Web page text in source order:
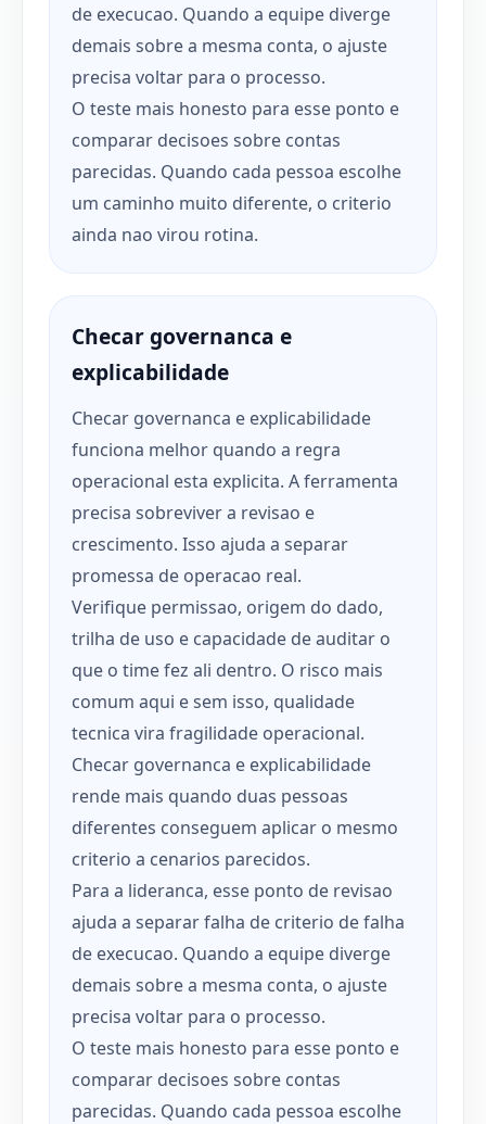
de execucao. Quando a equipe diverge
demais sobre a mesma conta, o ajuste
precisa voltar para o processo.
O teste mais honesto para esse ponto e
comparar decisoes sobre contas
parecidas. Quando cada pessoa escolhe
um caminho muito diferente, o criterio
ainda nao virou rotina.
Checar governanca e
explicabilidade
Checar governanca e explicabilidade
funciona melhor quando a regra
operacional esta explicita. A ferramenta
precisa sobreviver a revisao e
crescimento. Isso ajuda a separar
promessa de operacao real.
Verifique permissao, origem do dado,
trilha de uso e capacidade de auditar o
que o time fez ali dentro. O risco mais
comum aqui e sem isso, qualidade
tecnica vira fragilidade operacional.
Checar governanca e explicabilidade
rende mais quando duas pessoas
diferentes conseguem aplicar o mesmo
criterio a cenarios parecidos.
Para a lideranca, esse ponto de revisao
ajuda a separar falha de criterio de falha
de execucao. Quando a equipe diverge
demais sobre a mesma conta, o ajuste
precisa voltar para o processo.
O teste mais honesto para esse ponto e
comparar decisoes sobre contas
parecidas. Quando cada pessoa escolhe